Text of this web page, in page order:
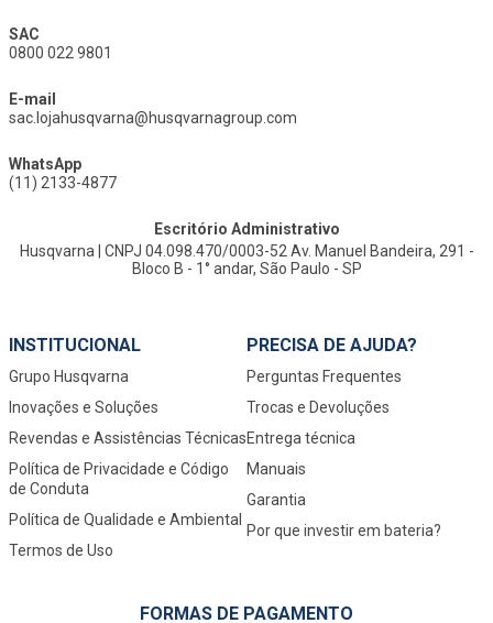
SAC
0800 022 9801
E-mail
sac.lojahusqvarna@husqvarnagroup.com
WhatsApp
(11) 2133-4877
Escritório Administrativo
Husqvarna | CNPJ 04.098.470/0003-52 Av. Manuel Bandeira, 291 -
Bloco B - 1° andar, São Paulo - SP
INSTITUCIONAL
Grupo Husqvarna
Inovações e Soluções
Revendas e Assistências Técnicas
Política de Privacidade e Código
de Conduta
Política de Qualidade e Ambiental
Termos de Uso
PRECISA DE AJUDA?
Perguntas Frequentes
Trocas e Devoluções
Entrega técnica
Manuais
Garantia
Por que investir em bateria?
FORMAS DE PAGAMENTO